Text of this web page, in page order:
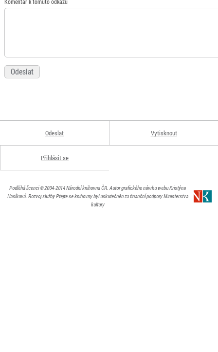
Odeslat Vytisknout
Přihlásit se
Podléhá licenci© 2004-2014Národní knihovna ČR. Autor grafického návrhu webu Kristýna
Hasíková. Rozvoj služby Ptejte se knihovny byl uskutečněn za finanční podpory Ministerstva
kultury